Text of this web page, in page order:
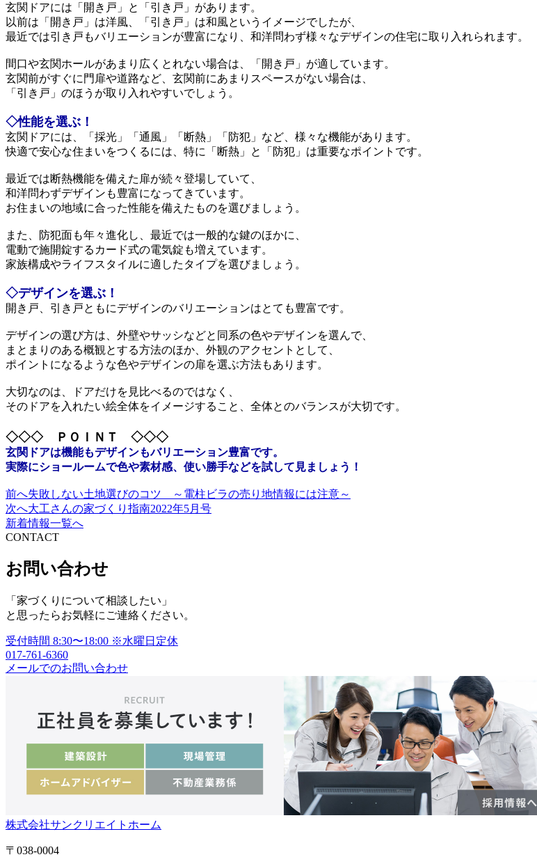
玄関ドアには「開き戸」と「引き戸」があります。
以前は「開き戸」は洋風、「引き戸」は和風というイメージでしたが、
最近では引き戸もバリエーションが豊富になり、和洋問わず様々なデザインの住宅に取り入れられます。
間口や玄関ホールがあまり広くとれない場合は、「開き戸」が適しています。
玄関前がすぐに門扉や道路など、玄関前にあまりスペースがない場合は、
「引き戸」のほうが取り入れやすいでしょう。
◇性能を選ぶ！
玄関ドアには、「採光」「通風」「断熱」「防犯」など、様々な機能があります。
快適で安心な住まいをつくるには、特に「断熱」と「防犯」は重要なポイントです。
最近では断熱機能を備えた扉が続々登場していて、
和洋問わずデザインも豊富になってきています。
お住まいの地域に合った性能を備えたものを選びましょう。
また、防犯面も年々進化し、最近では一般的な鍵のほかに、
電動で施開錠するカード式の電気錠も増えています。
家族構成やライフスタイルに適したタイプを選びましょう。
◇デザインを選ぶ！
開き戸、引き戸ともにデザインのバリエーションはとても豊富です。
デザインの選び方は、外壁やサッシなどと同系の色やデザインを選んで、
まとまりのある概観とする方法のほか、外観のアクセントとして、
ポイントになるような色やデザインの扉を選ぶ方法もあります。
大切なのは、ドアだけを見比べるのではなく、
そのドアを入れたい絵全体をイメージすること、全体とのバランスが大切です。
◇◇◇ＰＯＩＮＴ ◇◇◇
玄関ドアは機能もデザインもバリエーション豊富です。
実際にショールームで色や素材感、使い勝手などを試して見ましょう！
投
稿
ナ
ビ
ー
シ
ョ
ン
前へ失敗しない土地選びのコツ ～電柱ビラの売り地情報には注意～
次へ大工さんの家づくり指南2022年5月号
新着情報一覧へ
CONTACT
お問い合わせ
「家づくりについて相談したい」
と思ったらお気軽にご連絡ください。
受付時間 8:30〜18:00 ※水曜日定休
017-761-6360
メールでのお問い合わせ
株式会社サンクリエイトホーム
〒038-0004